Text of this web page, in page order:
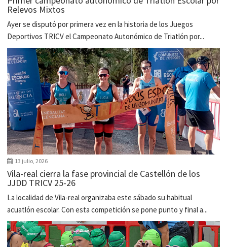
Relevos Mixtos
Ayer se disputó por primera vez en la historia de los Juegos
Deportivos TRICV el Campeonato Autonómico de Triatlón por...
13 julio, 2026
Vila-real cierra la fase provincial de Castellón de los
JJDD TRICV 25-26
La localidad de Vila-real organizaba este sábado su habitual
acuatlón escolar. Con esta competición se pone punto y final a...